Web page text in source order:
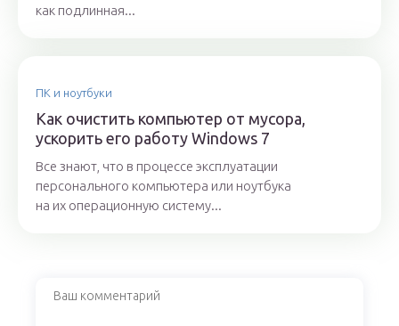
как подлинная...
ПК и ноутбуки
Как очистить компьютер от мусора,
ускорить его работу Windows 7
Все знают, что в процессе эксплуатации
персонального компьютера или ноутбука
на их операционную систему...